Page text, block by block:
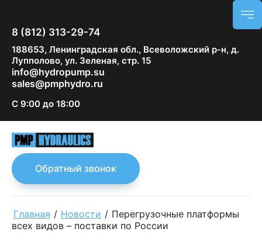
188653, Ленинградская обл., Всеволожский р-н, д.
Лупполово, ул. Зеленая, стр. 15
info@hydropump.su
sales@pmphydro.ru
С 9:00 до 18:00
8 (812) 313-29-74
Обратный звонок
Главная / Новости / Перегрузочные платформы
всех видов – поставки по России